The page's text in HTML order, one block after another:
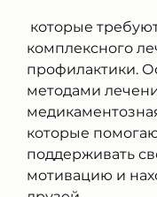
комплексного
профилактики.
методами
которые
поддерживать
мотивацию и